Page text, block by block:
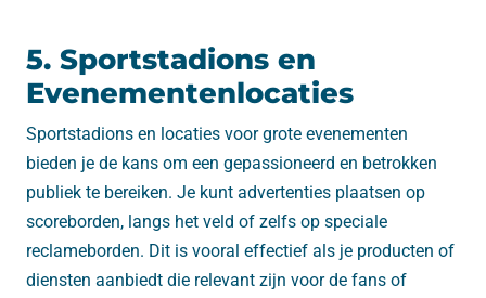
5. Sportstadions en
Evenementenlocaties
Sportstadions en locaties voor grote evenementen
bieden je de kans om een gepassioneerd en betrokken
publiek te bereiken. Je kunt advertenties plaatsen op
scoreborden, langs het veld of zelfs op speciale
reclameborden. Dit is vooral effectief als je producten of
diensten aanbiedt die relevant zijn voor de fans of